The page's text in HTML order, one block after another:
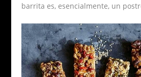
barrita es, esencialmente, un